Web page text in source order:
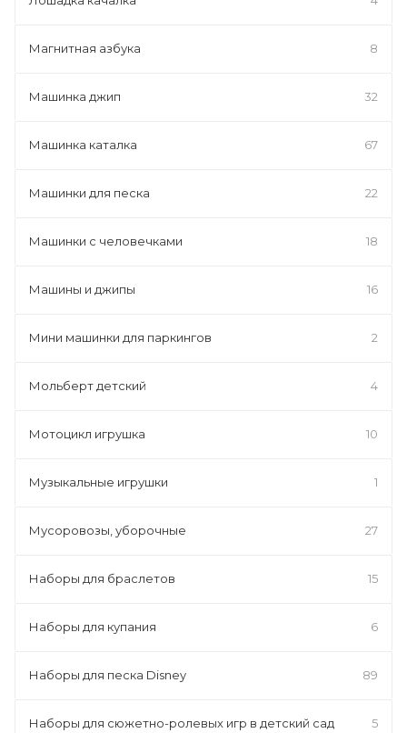
Магнитная азбука 8
Машинка джип 32
Машинка каталка 67
Машинки для песка 22
Машинки с человечками 18
Машины и джипы 16
Мини машинки для паркингов 2
Мольберт детский 4
Мотоцикл игрушка 10
Музыкальные игрушки 1
Мусоровозы, уборочные 27
Наборы для браслетов 15
Наборы для купания 6
Наборы для песка Disney 89
Наборы для сюжетно-ролевых игр в детский сад 5